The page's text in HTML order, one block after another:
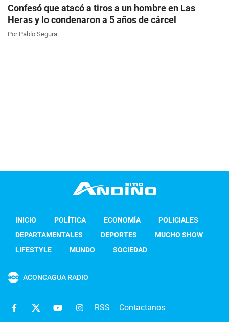
Confesó que atacó a tiros a un hombre en Las
Heras y lo condenaron a 5 años de cárcel
Por Pablo Segura
INICIO POLÍTICA ECONOMÍA
POLICIALES
DEPARTAMENTALES
DEPORTES
MUCHO SHOW
LIFESTYLE
MUNDO SOCIEDAD
ACONCAGUA RADIO
RSS Contactanos